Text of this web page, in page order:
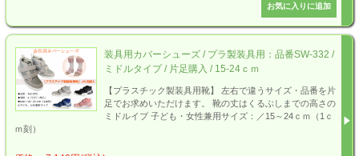
装具用カバーシューズ / プラ製装具用：品番SW-332 /
ミドルタイプ / 片足購入 / 15-24ｃｍ
【プラスチック製装具用靴】 左右で違うサイズ・品番を片
足でお求めいただけます。 靴の丈はくるぶしまでの高さの
ミドルイプ 子ども・女性兼用サイズ：／15～24ｃｍ（1ｃ
ｍ刻）